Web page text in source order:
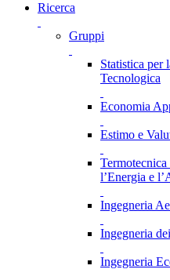
Ricerca
Gruppi
Statistica per
Tecnologica
Economia
Estimo e
l’Energia e
Ingegneria
Ingegneria
Ingegneria